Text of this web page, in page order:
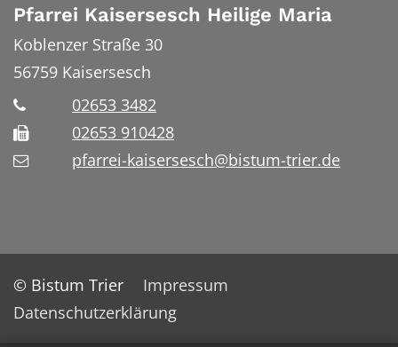
Pfarrei Kaisersesch Heilige Maria
Koblenzer Straße 30
56759 Kaisersesch
02653 3482
02653 910428
pfarrei-kaisersesch@bistum-trier.de
© Bistum Trier
Impressum
Datenschutzerklärung